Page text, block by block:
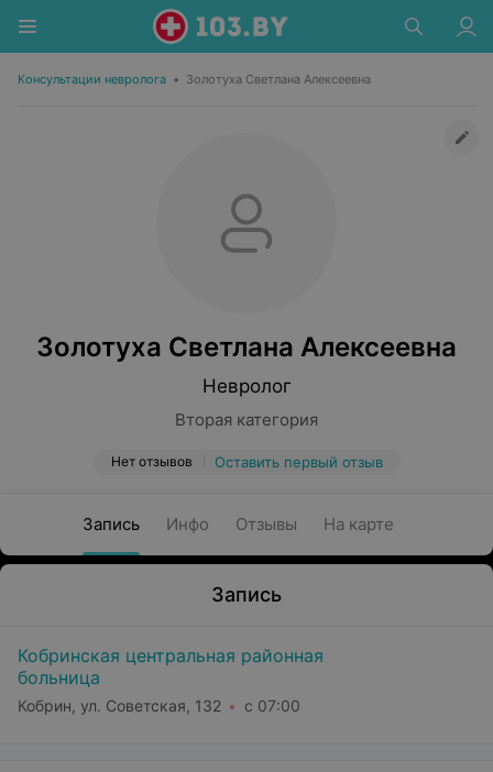
Консультации невролога • Золотуха Светлана Алексеевна
Золотуха Светлана Алексеевна
Невролог
Вторая категория
Нет отзывов Оставить первый отзыв
Запись Инфо Отзывы На карте
Запись
Кобринская центральная районная
больница
Кобрин, ул. Советская, 132 с 07:00